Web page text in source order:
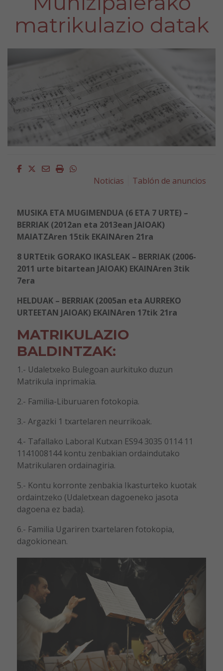
matrikulazio datak
Facebook
Twitter
EmailImprimirWhatsapp
Noticias
Tablón de anuncios
MUSIKA ETA MUGIMENDUA (6 ETA 7 URTE) –
BERRIAK (2012an eta 2013ean JAIOAK)
MAIATZAren 15tik EKAINAren 21ra
8 URTEtik GORAKO IKASLEAK – BERRIAK (2006-
2011 urte bitartean JAIOAK) EKAINAren 3tik
7era
HELDUAK – BERRIAK (2005an eta AURREKO
URTEETAN JAIOAK) EKAINAren 17tik 21ra
MATRIKULAZIO
BALDINTZAK:
1.- Udaletxeko Bulegoan aurkituko duzun
Matrikula inprimakia.
2.- Familia-Liburuaren fotokopia.
3.- Argazki 1 txartelaren neurrikoak.
4.- Tafallako Laboral Kutxan ES94 3035 0114 11
1141008144 kontu zenbakian ordaindutako
Matrikularen ordainagiria.
5.- Kontu korronte zenbakia Ikasturteko kuotak
ordaintzeko (Udaletxean dagoeneko jasota
dagoena ez bada).
6.- Familia Ugariren txartelaren fotokopia,
dagokionean.